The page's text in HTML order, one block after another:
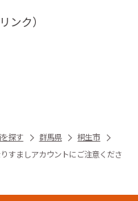
ンク）
探す 群馬県
桐生市
すましアカウントにご注意くださ